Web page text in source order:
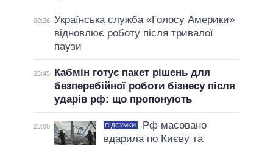
00:26 Українська служба «Голосу Америки»
відновлює роботу після тривалої
паузи
23:45
Кабмін готує пакет рішень для
безперебійної роботи бізнесу після
ударів рф: що пропонують
23:00 ПІДСУМКИ
Рф масовано
вдарила по Києву та